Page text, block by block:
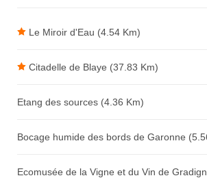
Le Miroir d'Eau (4.54 Km)
Citadelle de Blaye (37.83 Km)
Etang des sources (4.36 Km)
Bocage humide des bords de Garonne
Ecomusée de la Vigne et du Vin de